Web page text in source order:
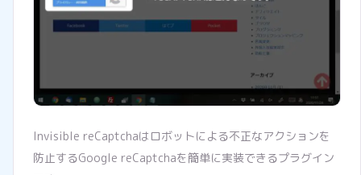
Invisible reCaptchaはロボットによる不正なアクションを
防止するGoogle reCaptchaを簡単に実装できるプラグイン